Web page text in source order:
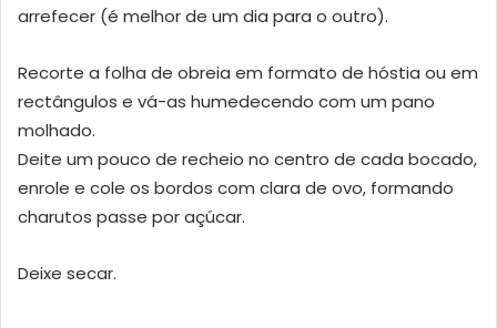
arrefecer (é melhor de um dia para o outro).
Recorte a folha de obreia em formato de hóstia ou em
rectângulos e vá-as humedecendo com um pano
molhado.
Deite um pouco de recheio no centro de cada bocado,
enrole e cole os bordos com clara de ovo, formando
charutos passe por açúcar.
Deixe secar.